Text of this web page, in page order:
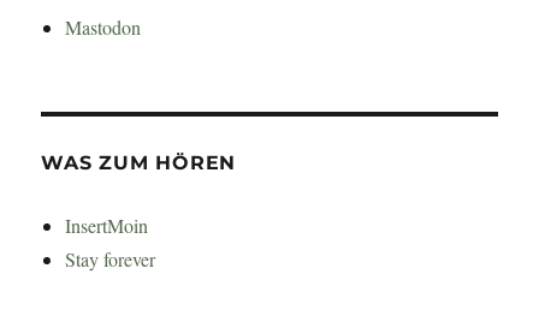
Mastodon
WAS ZUM HÖREN
InsertMoin
Stay forever